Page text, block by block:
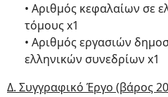
• Αριθμός κεφαλαίων σε
τόμους x1
• Αριθμός εργασιών
ελληνικών συνεδρίων x1
Δ. Συγγραφικό Έργο (βάρος